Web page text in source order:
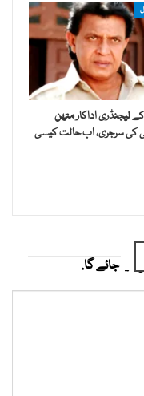
لیجنڈری اداکار متھن
کی سرجری، اب حالت کیسی
کیا جائے گا.